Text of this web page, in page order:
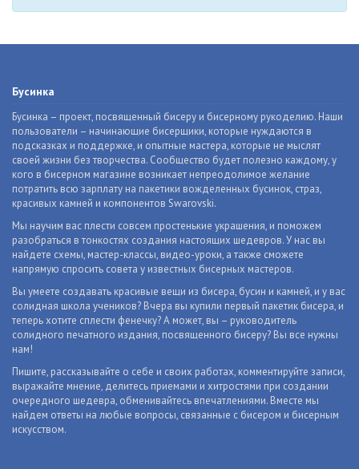
Бусинка
Бусинка – проект, посвященный бисеру и бисерному рукоделию. Наши
пользователи – начинающие бисерщики, которые нуждаются в
подсказках и поддержке, и опытные мастера, которые не мыслят
своей жизни без творчества. Сообщество будет полезно каждому, у
кого в бисерном магазине возникает непреодолимое желание
потратить всю зарплату на пакетики вожделенных бусинок, страз,
красивых камней и компонентов Swarovski.
Мы научим вас плести совсем простенькие украшения, и поможем
разобраться в тонкостях создания настоящих шедевров. У нас вы
найдете схемы, мастер-классы, видео-уроки, а также сможете
напрямую спросить совета у известных бисерных мастеров.
Вы умеете создавать красивые вещи из бисера, бусин и камней, и у вас
солидная школа учеников? Вчера вы купили первый пакетик бисера, и
теперь хотите сплести фенечку? А может, вы – руководитель
солидного печатного издания, посвященного бисеру? Вы все нужны
нам!
Пишите, рассказывайте о себе и своих работах, комментируйте записи,
выражайте мнение, делитесь приемами и хитростями при создании
очередного шедевра, обменивайтесь впечатлениями. Вместе мы
найдем ответы на любые вопросы, связанные с бисером и бисерным
искусством.